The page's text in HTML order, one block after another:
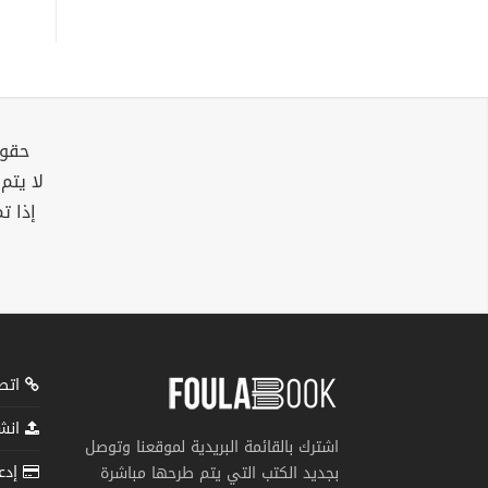
لا
إذا
اشترك بالقائمة البريدية لموقعنا وتوصل
بجديد الكتب التي يتم طرحها مباشرة